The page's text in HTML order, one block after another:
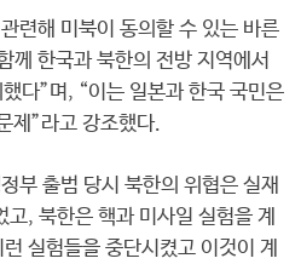
련해 미북이 동의할 수 있는 바른
께 한국과 북한의 전방 지역에서
다”며, “이는 일본과 한국 국민은
제”라고 강조했다.
부 출범 당시 북한의 위협은 실재
, 북한은 핵과 미사일 실험을 계
실험들을 중단시켰고 이것이 계